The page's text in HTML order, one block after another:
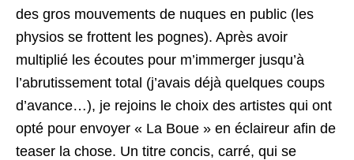
des gros mouvements de nuques en public (les
physios se frottent les pognes). Après avoir
multiplié les écoutes pour m’immerger jusqu’à
l’abrutissement total (j’avais déjà quelques coups
d’avance…), je rejoins le choix des artistes qui ont
opté pour envoyer « La Boue » en éclaireur afin de
teaser la chose. Un titre concis, carré, qui se